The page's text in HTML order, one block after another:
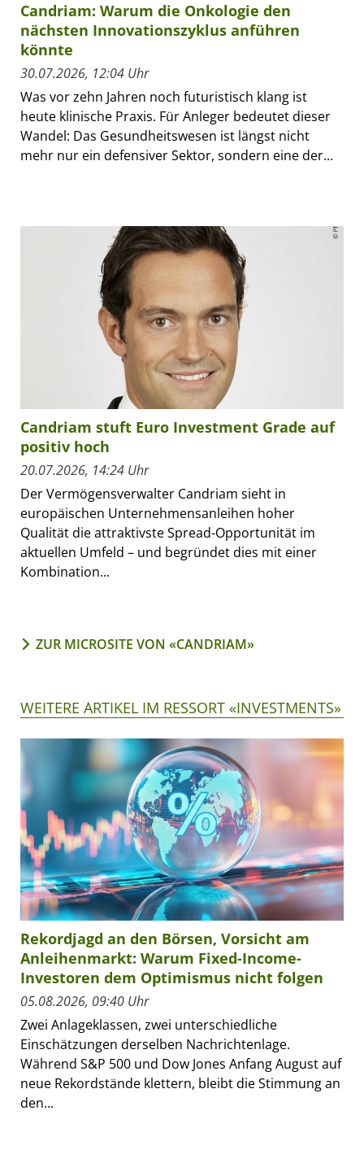
Candriam: Warum die Onkologie den
nächsten Innovationszyklus anführen
könnte
30.07.2026, 12:04 Uhr
Was vor zehn Jahren noch futuristisch klang ist
heute klinische Praxis. Für Anleger bedeutet dieser
Wandel: Das Gesundheitswesen ist längst nicht
mehr nur ein defensiver Sektor, sondern eine der...
Candriam stuft Euro Investment Grade auf
positiv hoch
20.07.2026, 14:24 Uhr
Der Vermögensverwalter Candriam sieht in
europäischen Unternehmensanleihen hoher
Qualität die attraktivste Spread-Opportunität im
aktuellen Umfeld – und begründet dies mit einer
Kombination...
ZUR MICROSITE VON «CANDRIAM»
WEITERE ARTIKEL IM RESSORT «INVESTMENTS»
Rekordjagd an den Börsen, Vorsicht am
Anleihenmarkt: Warum Fixed-Income-
Investoren dem Optimismus nicht folgen
05.08.2026, 09:40 Uhr
Zwei Anlageklassen, zwei unterschiedliche
Einschätzungen derselben Nachrichtenlage.
Während S&P 500 und Dow Jones Anfang August auf
neue Rekordstände klettern, bleibt die Stimmung an
den...